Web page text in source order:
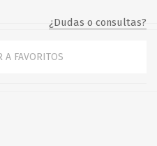
¿Dudas o consultas?
A FAVORITOS